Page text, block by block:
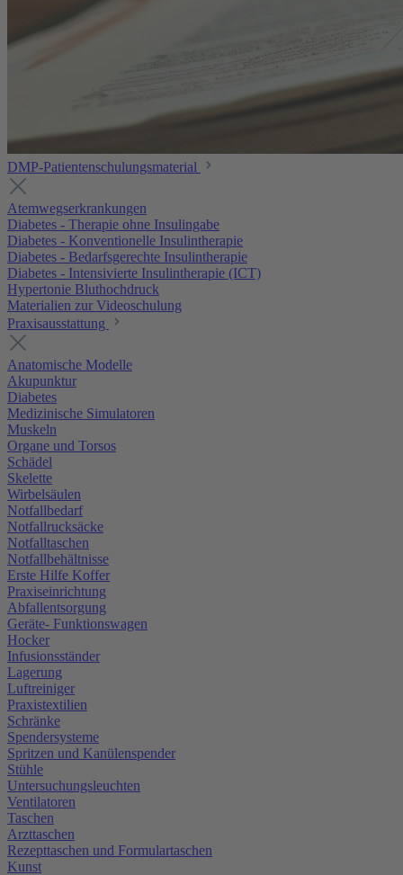
DMP-Patientenschulungsmaterial
Atemwegserkrankungen
Diabetes - Therapie ohne Insulingabe
Diabetes - Konventionelle Insulintherapie
Diabetes - Bedarfsgerechte Insulintherapie
Diabetes - Intensivierte Insulintherapie (ICT)
Hypertonie Bluthochdruck
Materialien zur Videoschulung
Praxisausstattung
Anatomische Modelle
Akupunktur
Diabetes
Medizinische Simulatoren
Muskeln
Organe und Torsos
Schädel
Skelette
Wirbelsäulen
Notfallbedarf
Notfallrucksäcke
Notfalltaschen
Notfallbehältnisse
Erste Hilfe Koffer
Praxiseinrichtung
Abfallentsorgung
Geräte- Funktionswagen
Hocker
Infusionsständer
Lagerung
Luftreiniger
Praxistextilien
Schränke
Spendersysteme
Spritzen und Kanülenspender
Stühle
Untersuchungsleuchten
Ventilatoren
Taschen
Arzttaschen
Rezepttaschen und Formulartaschen
Kunst